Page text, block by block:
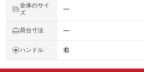
全体のサイ
ズ
―
荷台寸法 ―
ハンドル 右